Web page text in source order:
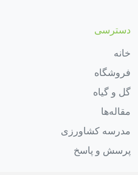
دسترسی
خانه
فروشگاه
گل و گیاه
مقاله‌ها
مدرسه کشاورزی
پرسش و پاسخ